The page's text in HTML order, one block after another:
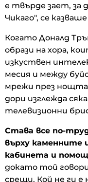
е твърде зает, за
Чикаго", се
Когато Доналд
образи на хора,
изкуствен
месия и между
мрежи през
дори изглежда
телевизионни
Става все по-
върху каменните
кабинета и
докато той
срещи. Кой не ги е